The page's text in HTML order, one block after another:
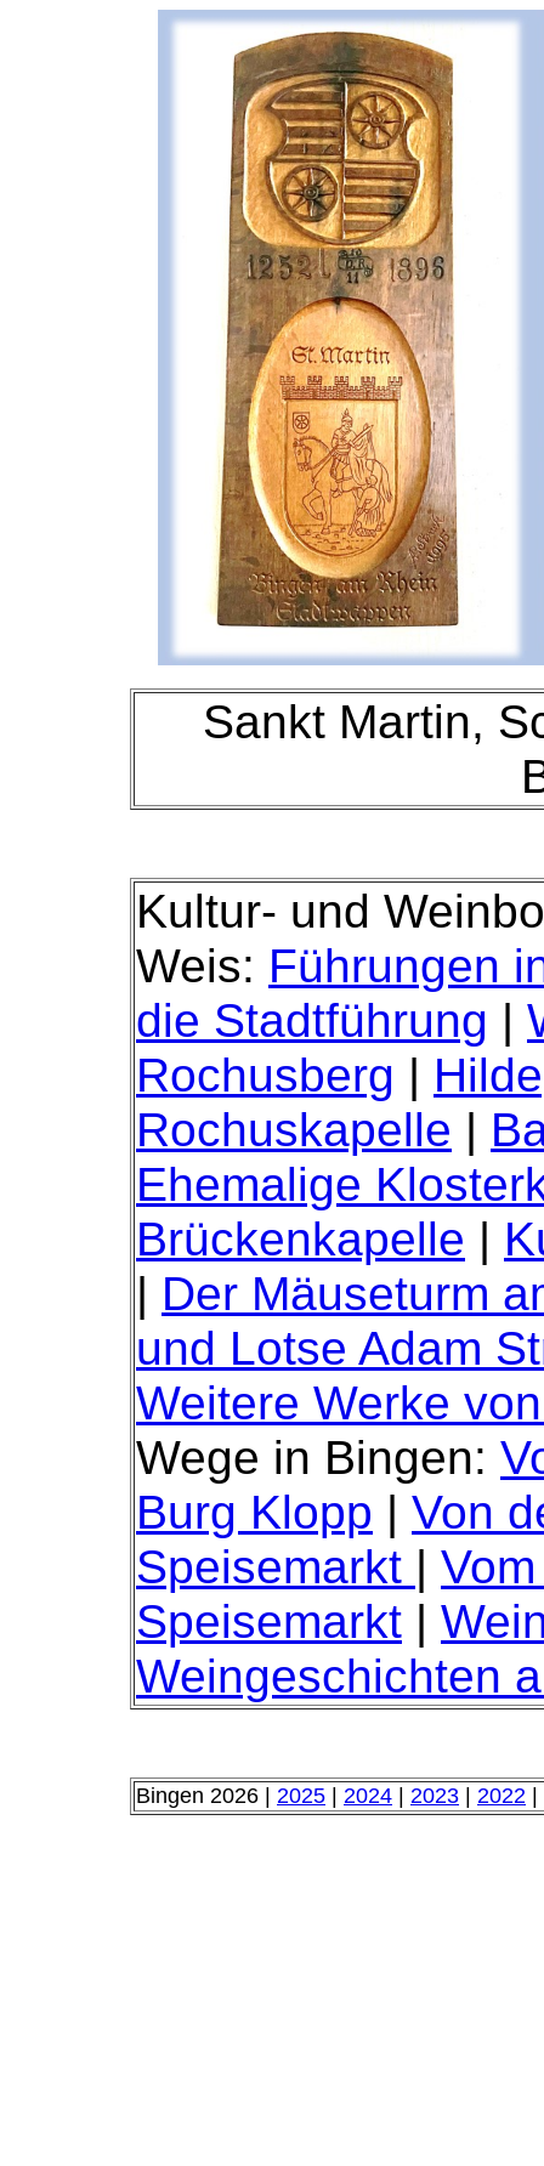
Sankt Martin,
Kultur- und
Weis: Führungen
die Stadtführung |
Rochusberg |
Rochuskapelle |
Ehemalige
Brückenkapelle |
| Der Mäuseturm
und Lotse Adam
Weitere Werke
Wege in Bingen:
Burg Klopp | Von
Speisemarkt |
Speisemarkt |
Weingeschichten
Bingen 2026 | 2025 2024 2023 2022